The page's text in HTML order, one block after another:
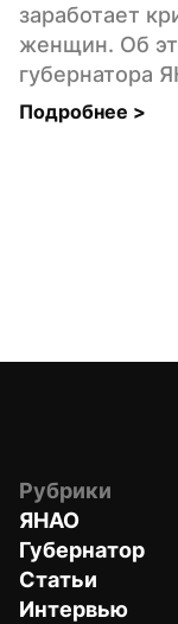
заработает
женщин. Об
губернатора
Подробнее >
Рубрики
ЯНАО
Губернатор
Статьи
Интервью